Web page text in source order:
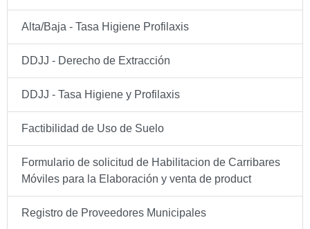
Alta/Baja - Tasa Higiene Profilaxis
DDJJ - Derecho de Extracción
DDJJ - Tasa Higiene y Profilaxis
Factibilidad de Uso de Suelo
Formulario de solicitud de Habilitacion de Carribares
Móviles para la Elaboración y venta de product
Registro de Proveedores Municipales